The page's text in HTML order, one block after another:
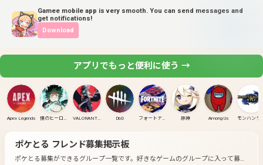
Gamee mobile app is very smooth. You can send messages and
get notifications!
Download
アプリでもっと便利に使う →
Apex Legends 僕のヒーローアカデミア ULTRA RUMBLE VALORANT(PC) DbD フォートナイト 原神 Among Us
ポケとる フレンド募集掲示板
ポケとる募集ができるグループ一覧です。 好きなゲームのグループに入って募集